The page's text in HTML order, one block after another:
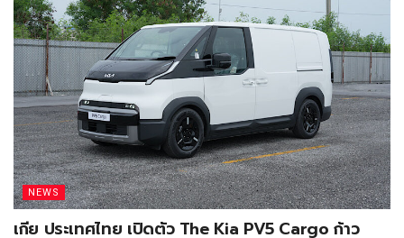
NEWS
เกีย ประเทศไทย เปิดตัว The Kia PV5 Cargo ก้าว